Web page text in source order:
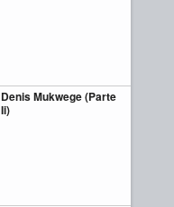
Denis Mukwege (Parte
Ii)